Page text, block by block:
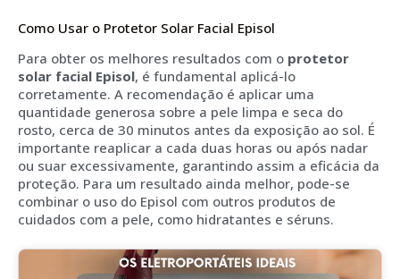
Como Usar o Protetor Solar Facial Episol
Para obter os melhores resultados com o protetor
solar facial Episol, é fundamental aplicá-lo
corretamente. A recomendação é aplicar uma
quantidade generosa sobre a pele limpa e seca do
rosto, cerca de 30 minutos antes da exposição ao sol. É
importante reaplicar a cada duas horas ou após nadar
ou suar excessivamente, garantindo assim a eficácia da
proteção. Para um resultado ainda melhor, pode-se
combinar o uso do Episol com outros produtos de
cuidados com a pele, como hidratantes e séruns.